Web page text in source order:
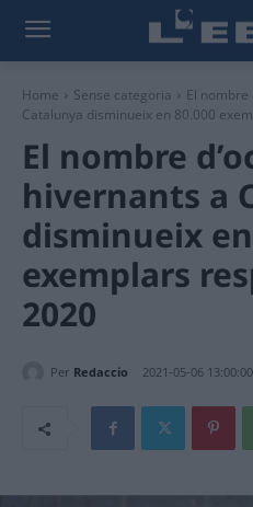
Home Sense categoria
El
Catalunya disminueix en 80.000
El nombre
hivernants a
disminueix
exemplars
2020
Per Redaccio 2021-05-06 13:00:00